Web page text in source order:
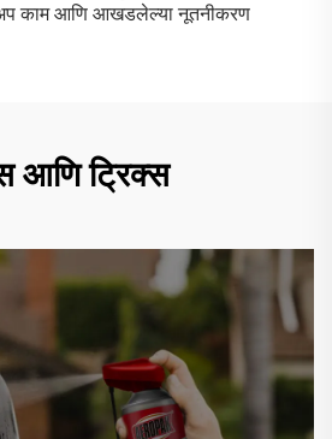
काम आणि आखडलेल्या नूतनीकरण
आणि ट्रिक्स